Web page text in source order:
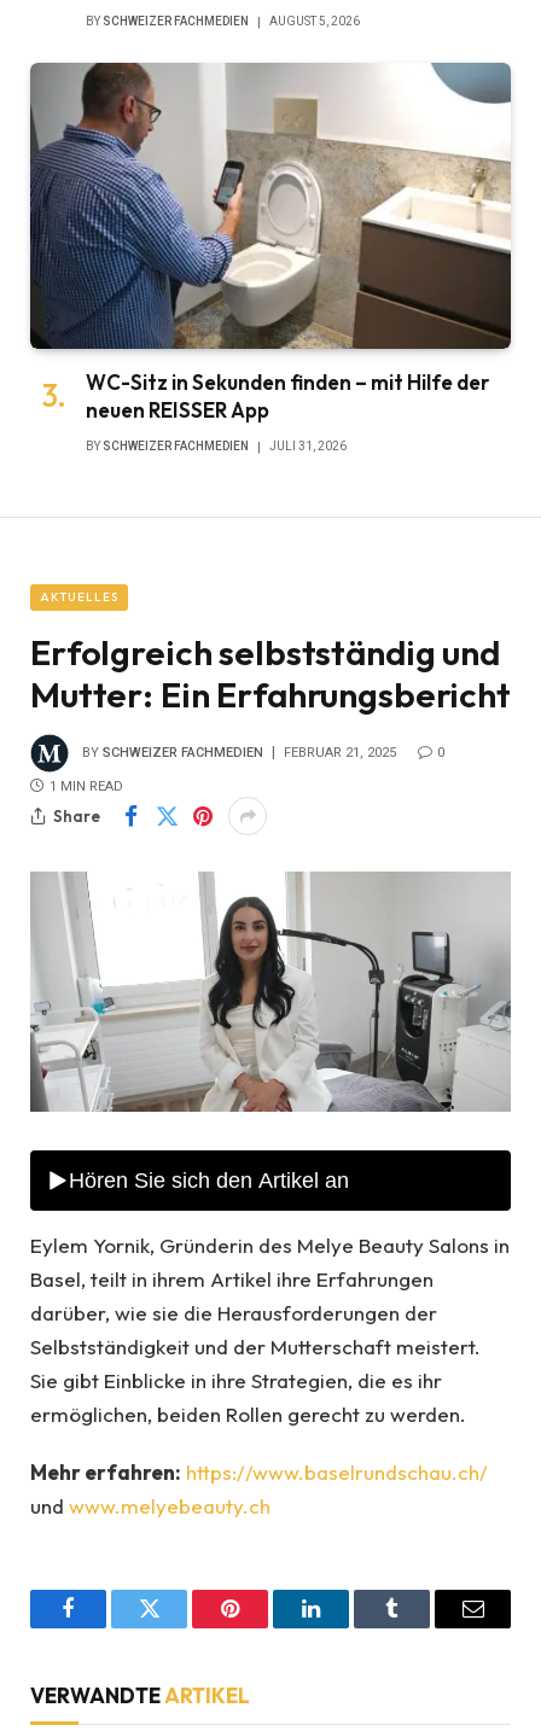
BY SCHWEIZER FACHMEDIEN AUGUST 5, 2026
WC-Sitz in Sekunden finden – mit Hilfe der
neuen REISSER App
BY SCHWEIZER FACHMEDIEN JULI 31, 2026
AKTUELLES
Erfolgreich selbstständig und
Mutter: Ein Erfahrungsbericht
BY SCHWEIZER FACHMEDIEN FEBRUAR 21, 2025 0
1 MIN READ
Share
Eylem Yornik, Gründerin des Melye Beauty Salons in
Basel, teilt in ihrem Artikel ihre Erfahrungen
darüber, wie sie die Herausforderungen der
Selbstständigkeit und der Mutterschaft meistert.
Sie gibt Einblicke in ihre Strategien, die es ihr
ermöglichen, beiden Rollen gerecht zu werden.
Mehr erfahren: https://www.baselrundschau.ch/
und www.melyebeauty.ch
FacebookTwitter Pinterest LinkedInTumblr Email
VERWANDTEARTIKEL